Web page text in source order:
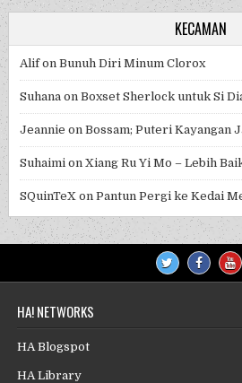
KECAMAN
AlifonBunuh Diri Minum Clorox
Suhana onBoxset Sherlock untuk Si
Jeannie onBossam; Puteri Kayangan
Suhaimi onXiang Ru Yi Mo – Lebih
SQuinTeX onPantun Pergi ke Kedai
HA! NETWORKS
HA Blogspot
HA Library